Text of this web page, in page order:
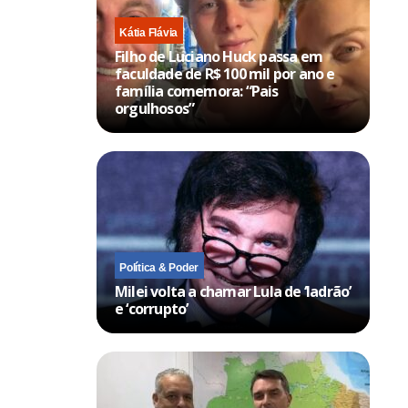
Kátia Flávia
Filho de Luciano Huck passa em
faculdade de R$ 100 mil por ano e
família comemora: “Pais
orgulhosos”
Política & Poder
Milei volta a chamar Lula de ‘ladrão’
e ‘corrupto’